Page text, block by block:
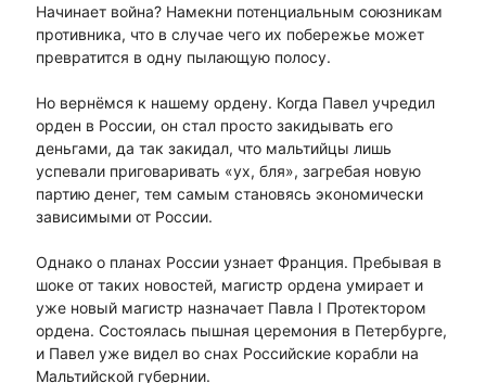
Начинает война? Намекни потенциальным союзникам
противника, что в случае чего их побережье может
превратится в одну пылающую полосу.
Но вернёмся к нашему ордену. Когда Павел учредил
орден в России, он стал просто закидывать его
деньгами, да так закидал, что мальтийцы лишь
успевали приговаривать «ух, бля», загребая новую
партию денег, тем самым становясь экономически
зависимыми от России.
Однако о планах России узнает Франция. Пребывая в
шоке от таких новостей, магистр ордена умирает и
уже новый магистр назначает Павла I Протектором
ордена. Состоялась пышная церемония в Петербурге,
и Павел уже видел во снах Российские корабли на
Мальтийской губернии.